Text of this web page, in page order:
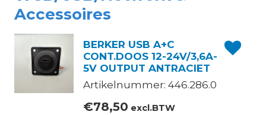
Accessoires
BERKER USB A+C
CONT.DOOS 12-24V/3,6A-
5V OUTPUT ANTRACIET
Artikelnummer: 446.286.0
€78,50 excl.BTW